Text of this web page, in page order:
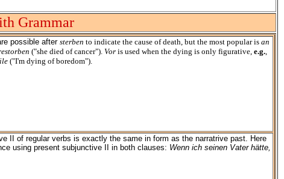
Grammar
possible aftersterben to indicate the cause of death, but the most popular is an
("she died of cancer"). Vor is used when the dying is only figurative, e.g.,
("I'm dying of boredom").
II of regular verbs is exactly the same in form as the narratrive past. Here
using present subjunctive II in both clauses: Wenn ich seinen Vater hätte,